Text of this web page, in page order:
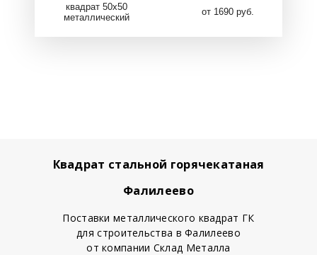
квадрат 50х50
металлический
от 1690 руб.
Квадрат стальной горячекатаная
Фалилеево
Поставки металлического квадрат ГК
для строительства в Фалилеево
от компании Склад Металла